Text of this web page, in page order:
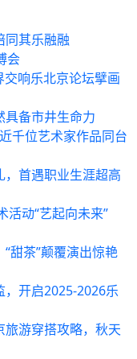
同其乐融融
会
响乐北京论坛擘画
具备市井生命力
千位艺术家作品同台
首遇职业生涯超高
活动“艺起向未来”
甜茶”颠覆演出惊艳
开启2025-2026乐
游穿搭攻略，秋天